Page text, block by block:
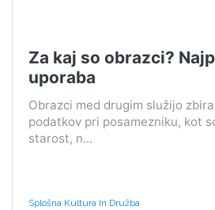
Za kaj so obrazci?
uporaba
Obrazci med drugim služijo
podatkov pri posamezniku, kot
starost, n...
Splošna Kultura In Družba